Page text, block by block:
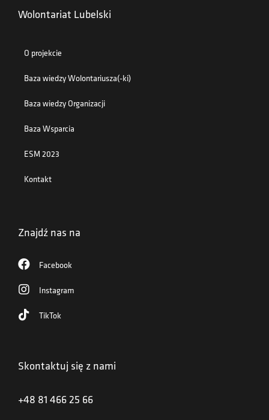
Wolontariat Lubelski
O projekcie
Baza wiedzy Wolontariusza(-ki)
Baza wiedzy Organizacji
Baza Wsparcia
ESM 2023
Kontakt
Znajdź nas na
Facebook
Instagram
TikTok
Skontaktuj się z nami
+48 81 466 25 66